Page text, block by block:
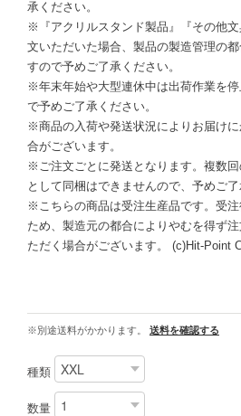
承ください。
※『アクリルスタンド製品』『その他
文いただいた場合、製品の製造管理の
すので予めご了承ください。
※年末年始や大型連休中は出荷作業を
で予めご了承ください。
※商品の入荷や発送状況によりお届け
合がございます。
※ご注文ごとに発送となります。複数
として同梱はできませんので、予めご了
※こちらの商品は受注生産品です。受
ため、製造元の都合によりやむを得ず
ただく場合がございます。 (c)Hit-Point
※別途送料がかかります。 送料を確認する
種類
数量